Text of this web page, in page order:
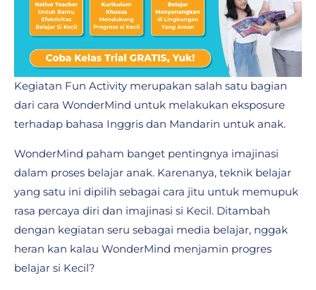
Kegiatan Fun Activity merupakan salah satu bagian
dari cara WonderMind untuk melakukan eksposure
terhadap bahasa Inggris dan Mandarin untuk anak.
WonderMind paham banget pentingnya imajinasi
dalam proses belajar anak. Karenanya, teknik belajar
yang satu ini dipilih sebagai cara jitu untuk memupuk
rasa percaya diri dan imajinasi si Kecil. Ditambah
dengan kegiatan seru sebagai media belajar, nggak
heran kan kalau WonderMind menjamin progres
belajar si Kecil?